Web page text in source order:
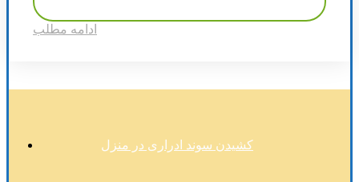
ادامه مطلب
کشیدن سوند ادراری در منزل